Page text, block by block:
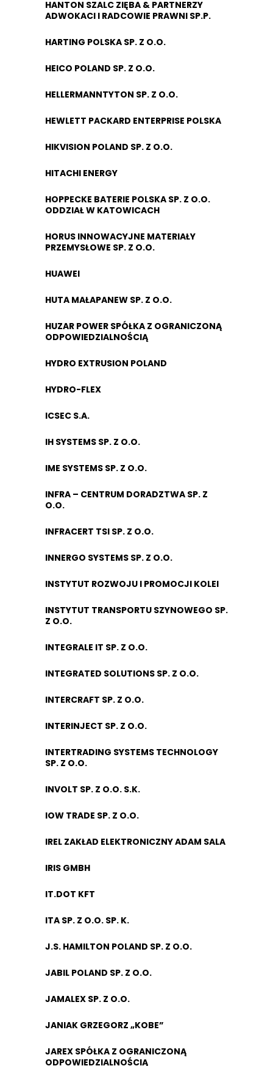
HANTON SZALC ZIĘBA & PARTNERZY
ADWOKACI I RADCOWIE PRAWNI SP.P.
HARTING POLSKA SP. Z O.O.
HEICO POLAND SP. Z O.O.
HELLERMANNTYTON SP. Z O.O.
HEWLETT PACKARD ENTERPRISE POLSKA
HIKVISION POLAND SP. Z O.O.
HITACHI ENERGY
HOPPECKE BATERIE POLSKA SP. Z O.O.
ODDZIAŁ W KATOWICACH
HORUS INNOWACYJNE MATERIAŁY
PRZEMYSŁOWE SP. Z O.O.
HUAWEI
HUTA MAŁAPANEW SP. Z O.O.
HUZAR POWER SPÓŁKA Z OGRANICZONĄ
ODPOWIEDZIALNOŚCIĄ
HYDRO EXTRUSION POLAND
HYDRO-FLEX
ICSEC S.A.
IH SYSTEMS SP. Z O.O.
IME SYSTEMS SP. Z O.O.
INFRA – CENTRUM DORADZTWA SP. Z
O.O.
INFRACERT TSI SP. Z O.O.
INNERGO SYSTEMS SP. Z O.O.
INSTYTUT ROZWOJU I PROMOCJI KOLEI
INSTYTUT TRANSPORTU SZYNOWEGO SP.
Z O.O.
INTEGRALE IT SP. Z O.O.
INTEGRATED SOLUTIONS SP. Z O.O.
INTERCRAFT SP. Z O.O.
INTERINJECT SP. Z O.O.
INTERTRADING SYSTEMS TECHNOLOGY
SP. Z O.O.
INVOLT SP. Z O.O. S.K.
IOW TRADE SP. Z O.O.
IREL ZAKŁAD ELEKTRONICZNY ADAM SALA
IRIS GMBH
IT.DOT KFT
ITA SP. Z O.O. SP. K.
J.S. HAMILTON POLAND SP. Z O.O.
JABIL POLAND SP. Z O.O.
JAMALEX SP. Z O.O.
JANIAK GRZEGORZ „KOBE”
JAREX SPÓŁKA Z OGRANICZONĄ
ODPOWIEDZIALNOŚCIĄ